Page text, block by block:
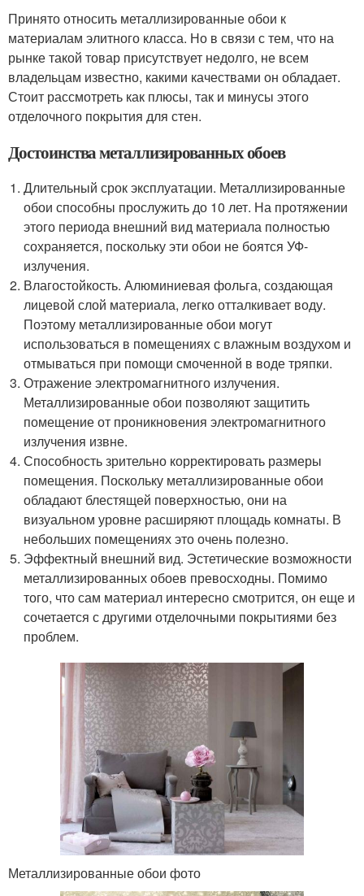
Принято относить металлизированные обои к
материалам элитного класса. Но в связи с тем, что на
рынке такой товар присутствует недолго, не всем
владельцам известно, какими качествами он обладает.
Стоит рассмотреть как плюсы, так и минусы этого
отделочного покрытия для стен.
Достоинства металлизированных обоев
Длительный срок эксплуатации. Металлизированные
обои способны прослужить до 10 лет. На протяжении
этого периода внешний вид материала полностью
сохраняется, поскольку эти обои не боятся УФ-
излучения.
Влагостойкость. Алюминиевая фольга, создающая
лицевой слой материала, легко отталкивает воду.
Поэтому металлизированные обои могут
использоваться в помещениях с влажным воздухом и
отмываться при помощи смоченной в воде тряпки.
Отражение электромагнитного излучения.
Металлизированные обои позволяют защитить
помещение от проникновения электромагнитного
излучения извне.
Способность зрительно корректировать размеры
помещения. Поскольку металлизированные обои
обладают блестящей поверхностью, они на
визуальном уровне расширяют площадь комнаты. В
небольших помещениях это очень полезно.
Эффектный внешний вид. Эстетические возможности
металлизированных обоев превосходны. Помимо
того, что сам материал интересно смотрится, он еще и
сочетается с другими отделочными покрытиями без
проблем.
Металлизированные обои фото